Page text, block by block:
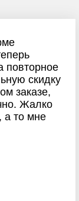
повторное
скидку
заказе,
Жалко
а то мне